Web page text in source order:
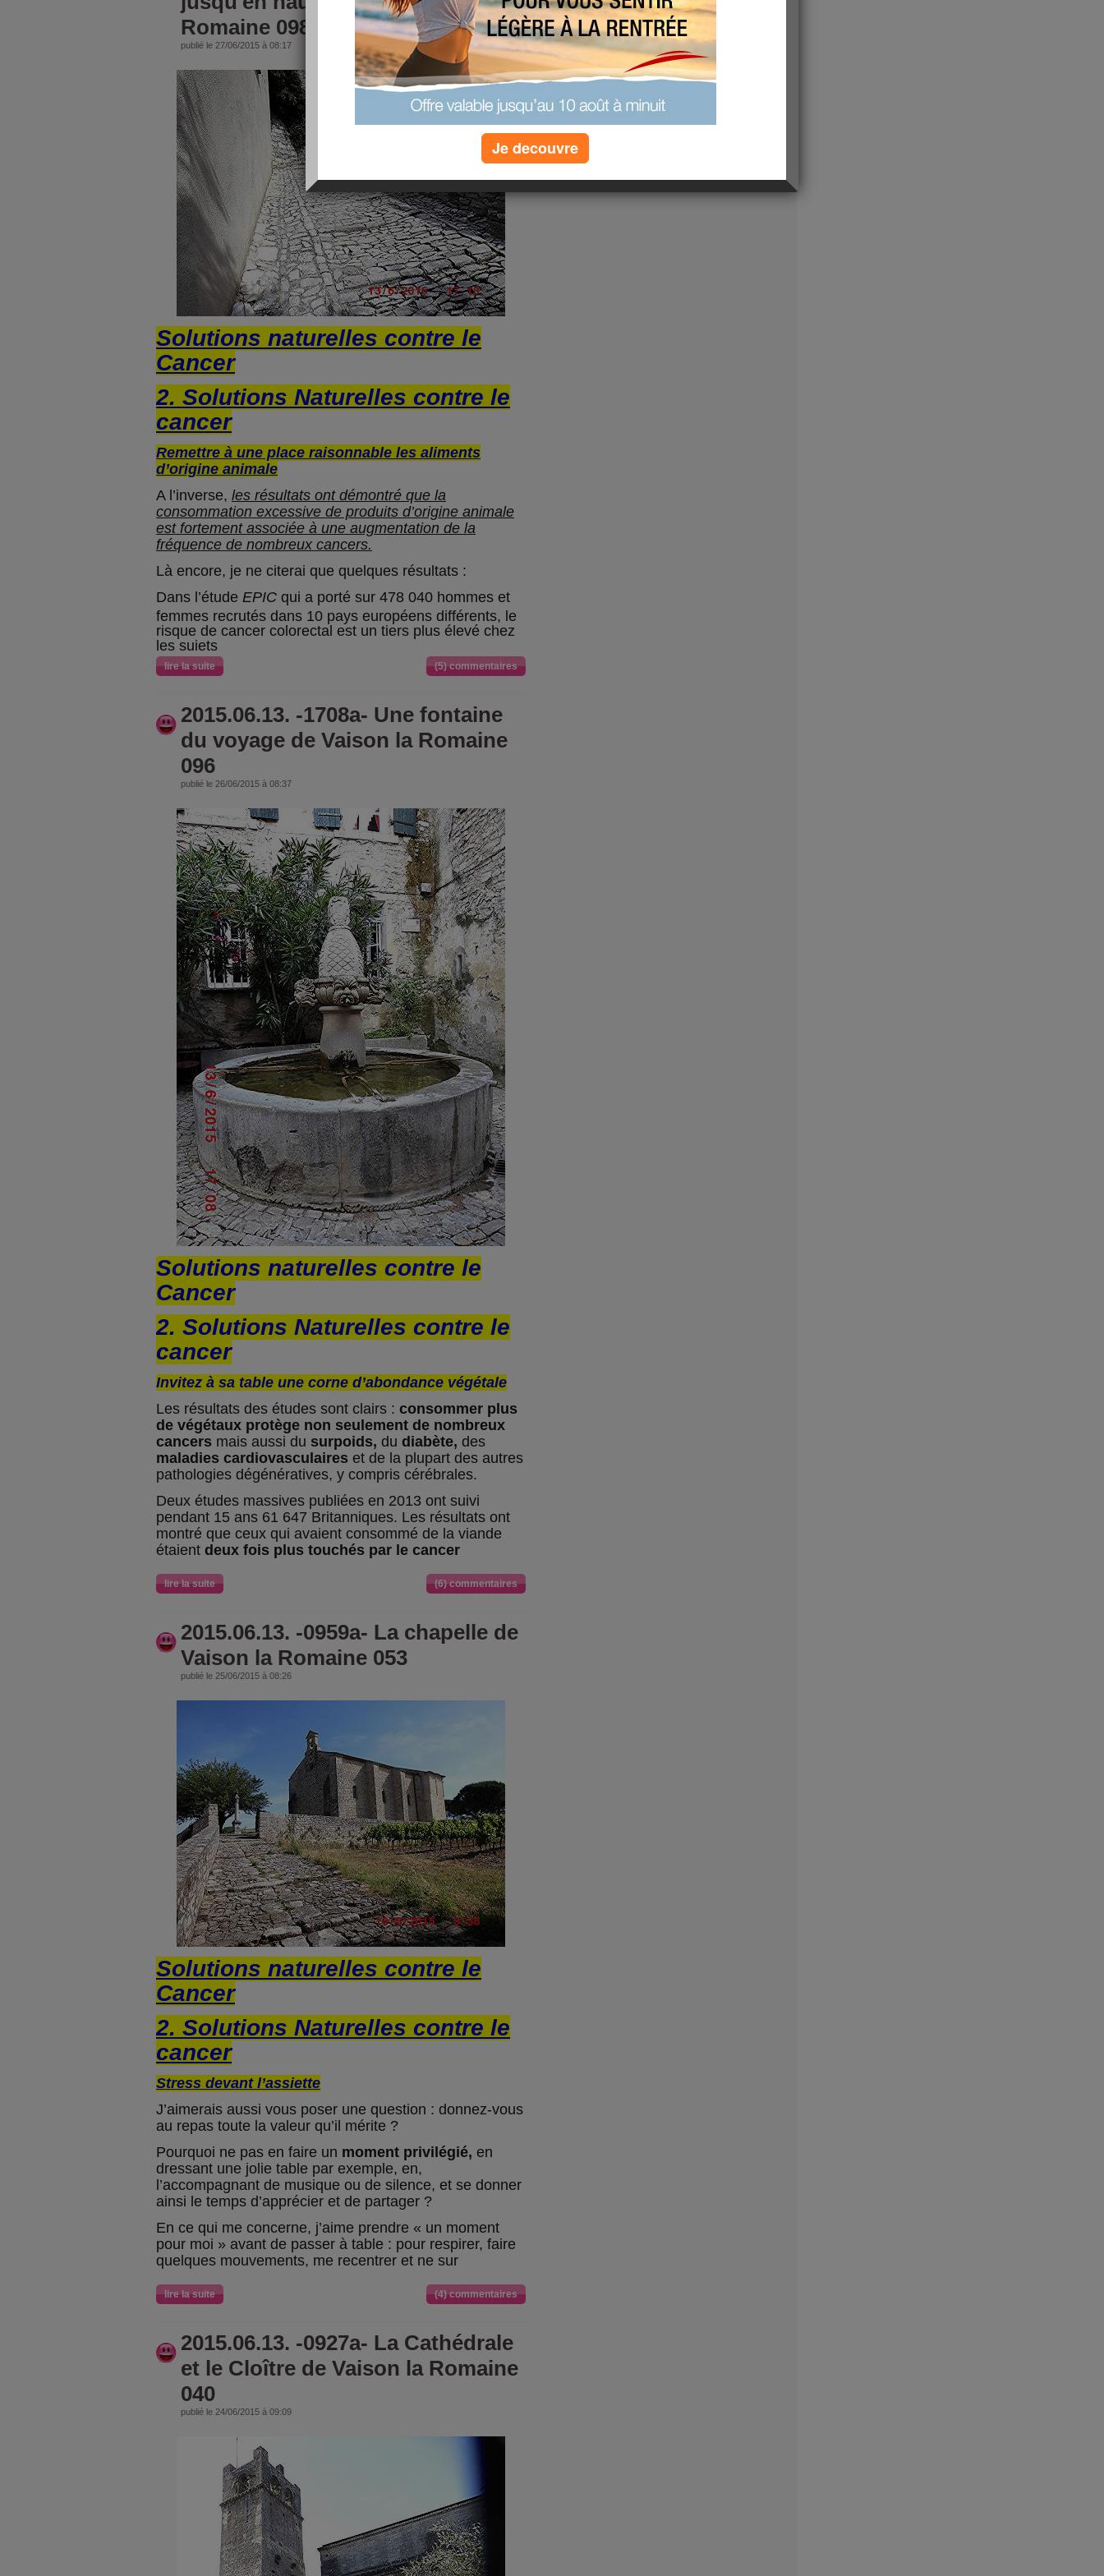
Romaine 098
publié le 27/06/2015 à 08:17
Solutions naturelles contre le
Cancer
2. Solutions Naturelles contre le
cancer
Remettre à une place raisonnable les aliments
d’origine animale
A l’inverse, les résultats ont démontré que la
consommation excessive de produits d’origine animale
est fortement associée à une augmentation de la
fréquence de nombreux cancers.
Là encore, je ne citerai que quelques résultats :
Dans l’étude EPIC qui a porté sur 478 040 hommes et
femmes recrutés dans 10 pays européens différents, le
risque de cancer colorectal est un tiers plus élevé chez
les sujets
lire la suite
(5) commentaires
2015.06.13. -1708a- Une fontaine
du voyage de Vaison la Romaine
096
publié le 26/06/2015 à 08:37
Solutions naturelles contre le
Cancer
2. Solutions Naturelles contre le
cancer
Invitez à sa table une corne d’abondance végétale
Les résultats des études sont clairs : consommer plus
de végétaux protège non seulement de nombreux
cancers mais aussi du surpoids, du diabète, des
maladies cardiovasculaires et de la plupart des autres
pathologies dégénératives, y compris cérébrales.
Deux études massives publiées en 2013 ont suivi
pendant 15 ans 61 647 Britanniques. Les résultats ont
montré que ceux qui avaient consommé de la viande
étaient deux fois plus touchés par le cancer
lire la suite (6) commentaires
2015.06.13. -0959a- La chapelle de
Vaison la Romaine 053
publié le 25/06/2015 à 08:26
Solutions naturelles contre le
Cancer
2. Solutions Naturelles contre le
cancer
Stress devant l’assiette
J’aimerais aussi vous poser une question : donnez-vous
au repas toute la valeur qu’il mérite ?
Pourquoi ne pas en faire un moment privilégié, en
dressant une jolie table par exemple, en,
l’accompagnant de musique ou de silence, et se donner
ainsi le temps d’apprécier et de partager ?
En ce qui me concerne, j’aime prendre « un moment
pour moi » avant de passer à table : pour respirer, faire
quelques mouvements, me recentrer et ne sur
lire la suite (4) commentaires
2015.06.13. -0927a- La Cathédrale
et le Cloître de Vaison la Romaine
040
publié le 24/06/2015 à 09:09
Je decouvre